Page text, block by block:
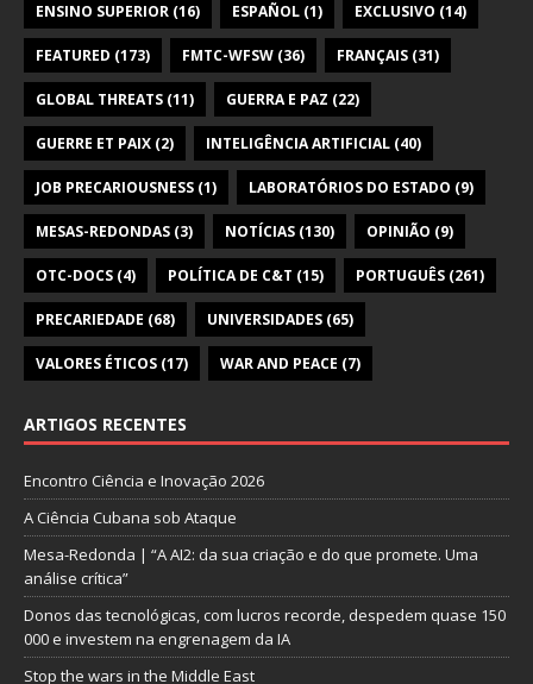
ENSINO SUPERIOR (16) ESPAÑOL (1) EXCLUSIVO (14)
FEATURED (173) FMTC-WFSW (36) FRANÇAIS (31)
GLOBAL THREATS (11) GUERRA E PAZ (22)
GUERRE ET PAIX (2) INTELIGÊNCIA ARTIFICIAL (40)
JOB PRECARIOUSNESS (1) LABORATÓRIOS DO ESTADO (9)
MESAS-REDONDAS (3) NOTÍCIAS (130) OPINIÃO (9)
OTC-DOCS (4) POLÍTICA DE C&T (15) PORTUGUÊS (261)
PRECARIEDADE (68) UNIVERSIDADES (65)
VALORES ÉTICOS (17) WAR AND PEACE (7)
ARTIGOS RECENTES
Encontro Ciência e Inovação 2026
A Ciência Cubana sob Ataque
Mesa-Redonda | “A AI2: da sua criação e do que promete. Uma
análise crítica”
Donos das tecnológicas, com lucros recorde, despedem quase 150
000 e investem na engrenagem da IA
Stop the wars in the Middle East